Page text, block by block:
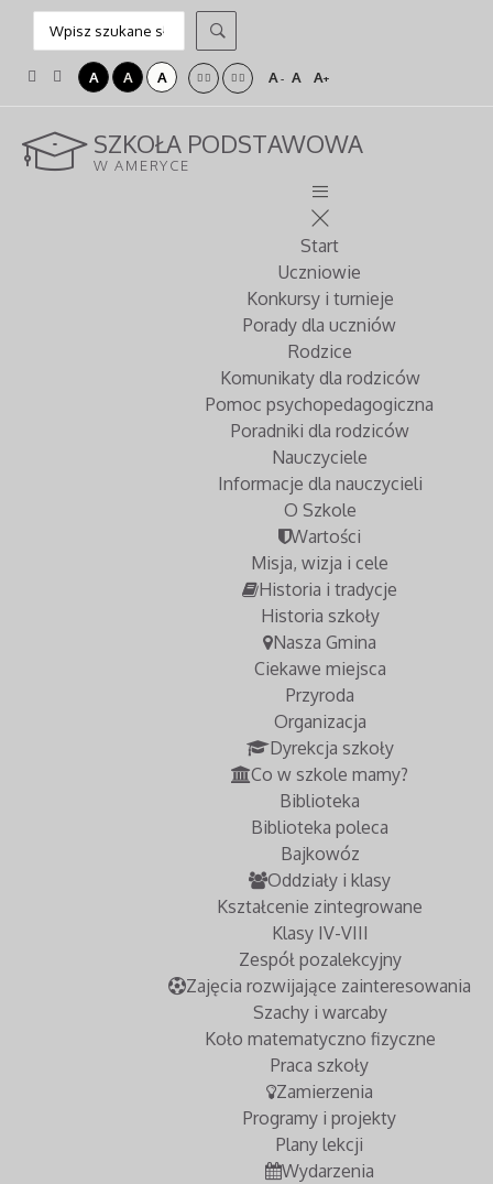
A A A A- A A+
SZKOŁA PODSTAWOWA
W AMERYCE
Start
Uczniowie
Konkursy i turnieje
Porady dla uczniów
Rodzice
Komunikaty dla rodziców
Pomoc psychopedagogiczna
Poradniki dla rodziców
Nauczyciele
Informacje dla nauczycieli
O Szkole
Wartości
Misja, wizja i cele
Historia i tradycje
Historia szkoły
Nasza Gmina
Ciekawe miejsca
Przyroda
Organizacja
Dyrekcja szkoły
Co w szkole mamy?
Biblioteka
Biblioteka poleca
Bajkowóz
Oddziały i klasy
Kształcenie zintegrowane
Klasy IV-VIII
Zespół pozalekcyjny
Zajęcia rozwijające zainteresowania
Szachy i warcaby
Koło matematyczno fizyczne
Praca szkoły
Zamierzenia
Programy i projekty
Plany lekcji
Wydarzenia